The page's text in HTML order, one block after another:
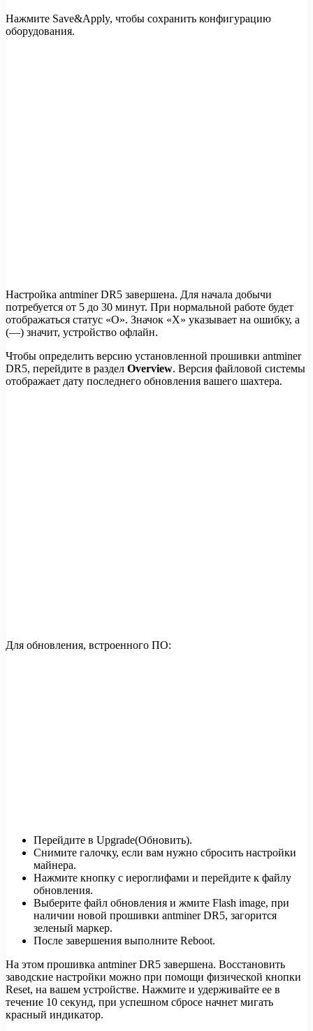
Нажмите Save&Apply, чтобы сохранить конфигурацию
оборудования.
Настройка antminer DR5 завершена. Для начала добычи
потребуется от 5 до 30 минут. При нормальной работе будет
отображаться статус «О». Значок «Х» указывает на ошибку, а
(—) значит, устройство офлайн.
Чтобы определить версию установленной прошивки antminer
DR5, перейдите в раздел Overview. Версия файловой системы
отображает дату последнего обновления вашего шахтера.
Для обновления, встроенного ПО:
Перейдите в Upgrade(Обновить).
Снимите галочку, если вам нужно сбросить настройки
майнера.
Нажмите кнопку с иероглифами и перейдите к файлу
обновления.
Выберите файл обновления и жмите Flash image, при
наличии новой прошивки antminer DR5, загорится
зеленый маркер.
После завершения выполните Reboot.
На этом прошивка antminer DR5 завершена. Восстановить
заводские настройки можно при помощи физической кнопки
Reset, на вашем устройстве. Нажмите и удерживайте ее в
течение 10 секунд, при успешном сбросе начнет мигать
красный индикатор.